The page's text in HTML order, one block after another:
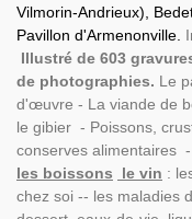
Vilmorin-Andrieux),
Pavillon d'Armenonville.
Illustré de 603
de photographies. Le
d'œuvre - La viande de
le gibier - Poissons,
conserves alimentaires
les boissons
le vin :
chez soi -- les maladies